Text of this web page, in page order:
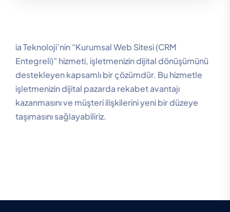
ia Teknoloji’nin “Kurumsal Web Sitesi (CRM
Entegreli)” hizmeti, işletmenizin dijital dönüşümünü
destekleyen kapsamlı bir çözümdür. Bu hizmetle
işletmenizin dijital pazarda rekabet avantajı
kazanmasını ve müşteri ilişkilerini yeni bir düzeye
taşımasını sağlayabiliriz.